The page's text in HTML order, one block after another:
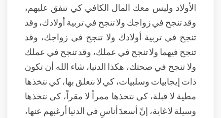
الأولاد وليس معك المال الكافي كي تنفق عليهم،
وقد تنجح في زواجك ولا تنجح في تربية أولادك، وقد
تنجح في تربية أولادك ولا تنجح في زواجك، وقد
تنجح فيهما ولا تنجح في عملك، وقد تنجح في عملك
ولا تنجح في صحتك، هكذا الدنيا، شاء الله أن تكون
ذات إيجابيات وسلبيات، كي لا نتعلق بها، كي نتخذها
مطية لا قبلة، كي نتخذها ممراً لا مقراً، كي نتخذها
وسيلة لا غاية، إنّ أسعدَ أناسِ في الدنيا أرغبهم عنها،